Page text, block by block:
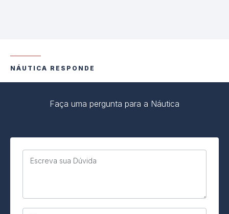
NÁUTICA RESPONDE
Faça uma pergunta para a Náutica
Escreva sua Dúvida